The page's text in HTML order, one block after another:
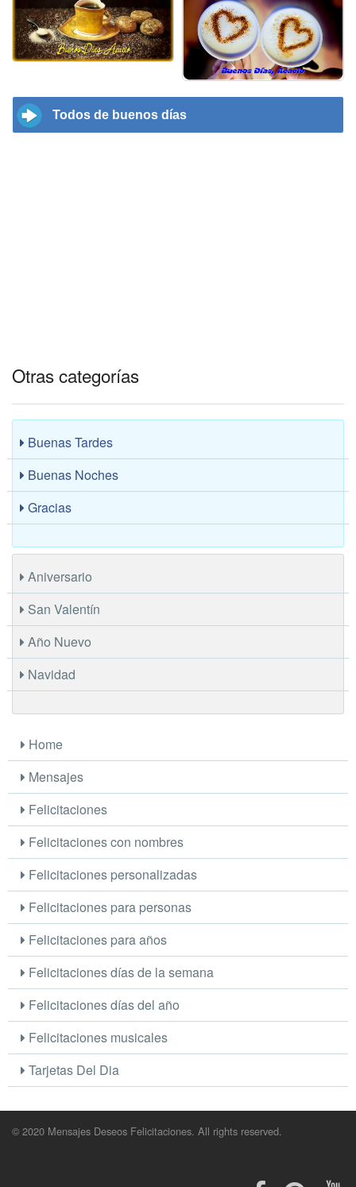
Todos de buenos días
Otras categorías
Buenas Tardes
Buenas Noches
Gracias
Aniversario
San Valentín
Año Nuevo
Navidad
Home
Mensajes
Felicitaciones
Felicitaciones con nombres
Felicitaciones personalizadas
Felicitaciones para personas
Felicitaciones para años
Felicitaciones días de la semana
Felicitaciones días del año
Felicitaciones musicales
Tarjetas Del Dia
© 2020 Mensajes Deseos Felicitaciones. All rights reserved.